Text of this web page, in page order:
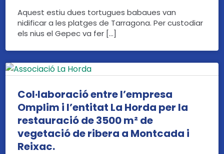
Aquest estiu dues tortugues babaues van
nidificar a les platges de Tarragona. Per custodiar
els nius el Gepec va fer […]
Col·laboració entre l’empresa
Omplim i l’entitat La Horda per la
restauració de 3500 m² de
vegetació de ribera a Montcada i
Reixac.